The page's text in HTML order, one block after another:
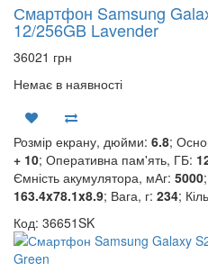
Смартфон Samsung
12/256GB Lavender
36021 грн
Немає в наявності
Розмір екрану, дюйми: 6.8;
+ 10; Оперативна пам'ять, ГБ:
Ємність акумулятора, мАг: 5000
163.4x78.1x8.9; Вага, г: 234;
Код: 36651SK